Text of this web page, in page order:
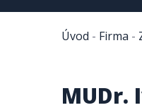
Úvod - Firma -
MUDr.